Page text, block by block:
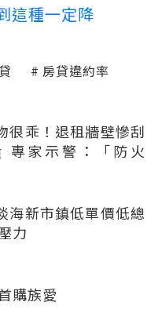
這種一定降
房貸違約率
很乖！退租牆壁慘刮
專家示警：「防火
海新市鎮低單價低總
力
購族愛